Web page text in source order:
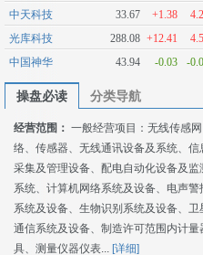
中天科技
33.67 +1.38
光库科技
288.08 +12.41
中国神华
43.94 -0.03 -
操盘必读 分类导航
经营范围： 一般经营项目：无线传感网
络、传感器、无线通讯设备及系统、信
采集及管理设备、配电自动化设备及监
系统、计算机网络系统及设备、电声警
系统及设备、生物识别系统及设备、卫
通信系统及设备、制造许可范围内计量
具、测量仪器仪表... [详细]